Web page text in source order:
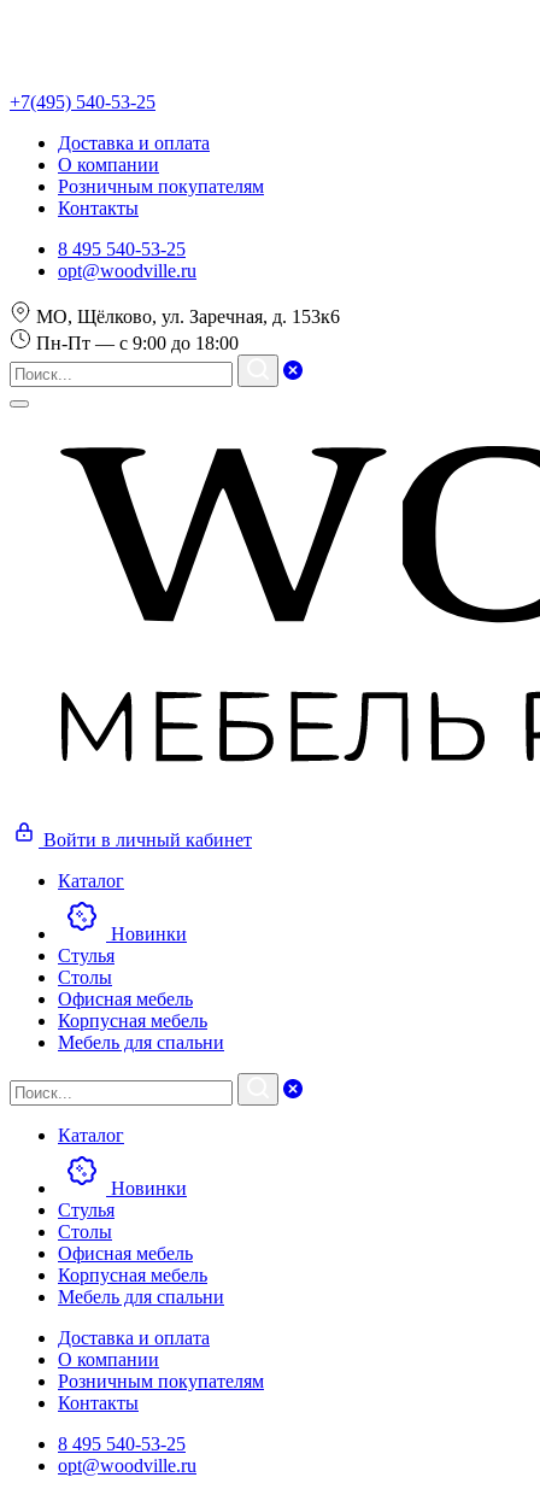
+7(495) 540-53-25
Доставка и оплата
О компании
Розничным покупателям
Контакты
8 495 540-53-25
opt@woodville.ru
МО, Щёлково, ул. Заречная, д. 153к6
Пн-Пт — с 9:00 до 18:00
Войти в личный кабинет
Каталог
Новинки
Стулья
Столы
Офисная мебель
Корпусная мебель
Мебель для спальни
Каталог
Новинки
Стулья
Столы
Офисная мебель
Корпусная мебель
Мебель для спальни
Доставка и оплата
О компании
Розничным покупателям
Контакты
8 495 540-53-25
opt@woodville.ru